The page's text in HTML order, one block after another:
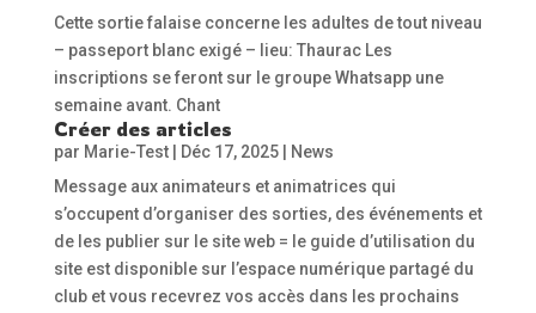
Cette sortie falaise concerne les adultes de tout niveau
– passeport blanc exigé – lieu: Thaurac Les
inscriptions se feront sur le groupe Whatsapp une
semaine avant. Chant
Créer des articles
par Marie-Test| Déc 17, 2025|
News
Message aux animateurs et animatrices qui
s’occupent d’organiser des sorties, des événements et
de les publier sur le site web = le guide d’utilisation du
site est disponible sur l’espace numérique partagé du
club et vous recevrez vos accès dans les prochains